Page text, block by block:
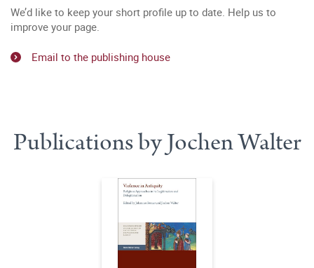
We’d like to keep your short profile up to date. Help us to
improve your page.
Email to the publishing house
Publications by Jochen Walter